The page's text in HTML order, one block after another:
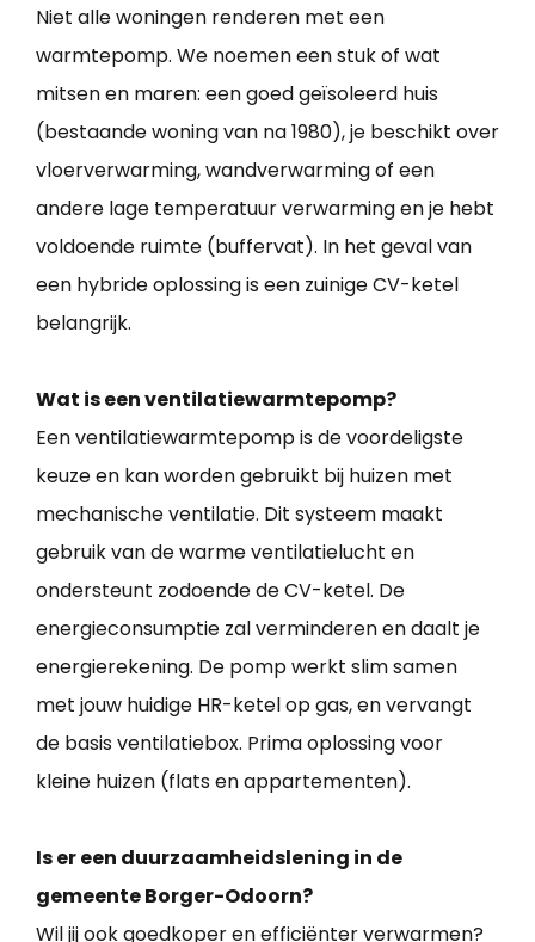
Niet alle woningen renderen met een
warmtepomp. We noemen een stuk of wat
mitsen en maren: een goed geïsoleerd huis
(bestaande woning van na 1980), je beschikt over
vloerverwarming, wandverwarming of een
andere lage temperatuur verwarming en je hebt
voldoende ruimte (buffervat). In het geval van
een hybride oplossing is een zuinige CV-ketel
belangrijk.
Wat is een ventilatiewarmtepomp?
Een ventilatiewarmtepomp is de voordeligste
keuze en kan worden gebruikt bij huizen met
mechanische ventilatie. Dit systeem maakt
gebruik van de warme ventilatielucht en
ondersteunt zodoende de CV-ketel. De
energieconsumptie zal verminderen en daalt je
energierekening. De pomp werkt slim samen
met jouw huidige HR-ketel op gas, en vervangt
de basis ventilatiebox. Prima oplossing voor
kleine huizen (flats en appartementen).
Is er een duurzaamheidslening in de
gemeente Borger-Odoorn?
Wil jij ook goedkoper en efficiënter verwarmen?